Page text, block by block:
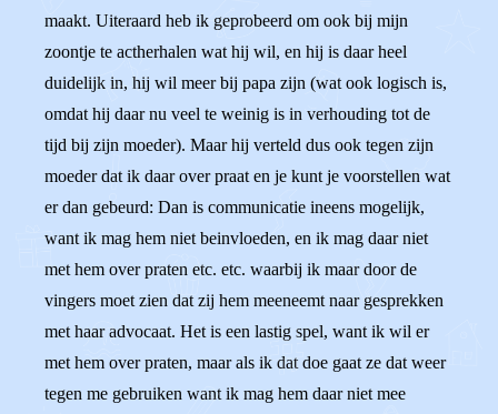
maakt. Uiteraard heb ik geprobeerd om ook bij mijn
zoontje te actherhalen wat hij wil, en hij is daar heel
duidelijk in, hij wil meer bij papa zijn (wat ook logisch is,
omdat hij daar nu veel te weinig is in verhouding tot de
tijd bij zijn moeder). Maar hij verteld dus ook tegen zijn
moeder dat ik daar over praat en je kunt je voorstellen wat
er dan gebeurd: Dan is communicatie ineens mogelijk,
want ik mag hem niet beinvloeden, en ik mag daar niet
met hem over praten etc. etc. waarbij ik maar door de
vingers moet zien dat zij hem meeneemt naar gesprekken
met haar advocaat. Het is een lastig spel, want ik wil er
met hem over praten, maar als ik dat doe gaat ze dat weer
tegen me gebruiken want ik mag hem daar niet mee